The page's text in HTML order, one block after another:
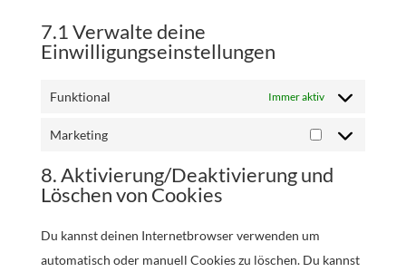
7.1 Verwalte deine
Einwilligungseinstellungen
Funktional Immer aktiv
Marketing
8. Aktivierung/Deaktivierung und
Löschen von Cookies
Du kannst deinen Internetbrowser verwenden um
automatisch oder manuell Cookies zu löschen. Du kannst